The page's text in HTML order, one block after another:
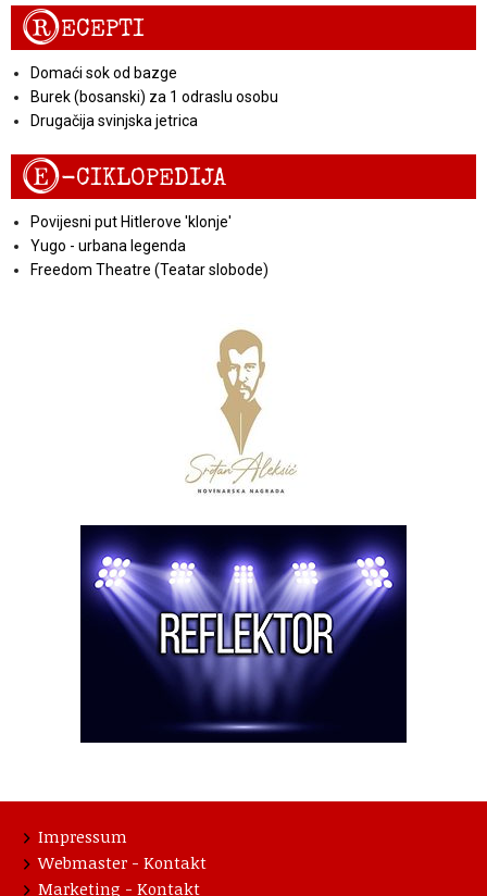
RECEPTI
Domaći sok od bazge
Burek (bosanski) za 1 odraslu osobu
Drugačija svinjska jetrica
E-CIKLOPEDIJA
Povijesni put Hitlerove 'klonje'
Yugo - urbana legenda
Freedom Theatre (Teatar slobode)
Impressum
Webmaster - Kontakt
Marketing - Kontakt